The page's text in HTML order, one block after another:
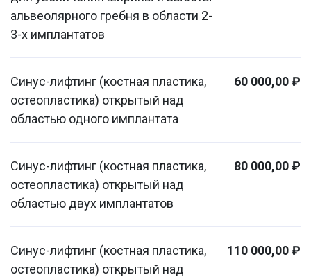
альвеолярного гребня в области 2-
3-х имплантатов
Синус-лифтинг (костная пластика,
остеопластика) открытый над
областью одного имплантата
60 000,00 ₽
Синус-лифтинг (костная пластика,
остеопластика) открытый над
областью двух имплантатов
80 000,00 ₽
Синус-лифтинг (костная пластика,
остеопластика) открытый над
110 000,00 ₽